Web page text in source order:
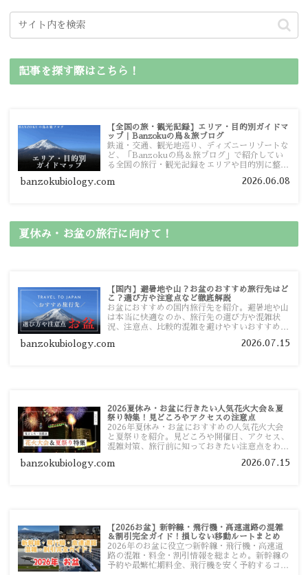
記事を探す際はこちら！
【全国の旅・観光記録】エリア・目的別ガイドマ
ップ｜Banzokuの鳥＆旅ブログ
鉄道・交通、観光地巡り、ディズニーリゾートな
ど、「Banzokuの鳥＆旅ブログ」で紹介してい
る全国の旅行・観光記録をエリアや目的別に整理
ガイドマップからスムーズに見つけていただけま
banzokubiology.com 2026.06.08
夏休み・お盆の旅行に向けて！
【国内】避暑地や山？お盆のおすすめ旅行先はど
こ？選び方や注意点など徹底解説
お盆におすすめの国内旅行先を紹介。避暑地や山
は本当に快適なのか、旅行先の選び方や混雑状
況、注意点、比較的混雑を避けやすいおすすめス
す。
banzokubiology.com 2026.07.15
2026夏休み・お盆に行きたい人気花火大会＆夏
祭り特集！見どころやアクセスの注意点
2026年夏休み・お盆におすすめの人気花火大会
と夏祭りを紹介。見どころや開催日、アクセス、
混雑対策、旅行前に知っておきたい注意点をわか
banzokubiology.com 2026.07.15
【2026お盆】新幹線・飛行機・高速道路の混雑
＆割引完全ガイド！損しない移動ルートまとめ
2026年のお盆に役立つ新幹線・飛行機・高速道
路の混雑・料金・割引情報を総まとめ。新幹線の
予約や最繁忙期料金、飛行機を安く予約するコ